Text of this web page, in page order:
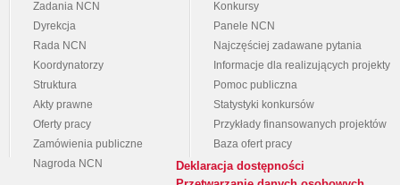
Zadania NCN
Dyrekcja
Rada NCN
Koordynatorzy
Struktura
Akty prawne
Oferty pracy
Zamówienia publiczne
Nagroda NCN
Konkursy
Panele NCN
Najczęściej zadawane pytania
Informacje dla realizujących projekty
Pomoc publiczna
Statystyki konkursów
Przykłady finansowanych projektów
Baza ofert pracy
Deklaracja dostępności